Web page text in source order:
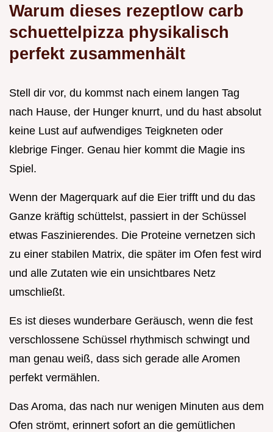
Warum dieses rezeptlow carb
schuettelpizza physikalisch
perfekt zusammenhält
Stell dir vor, du kommst nach einem langen Tag
nach Hause, der Hunger knurrt, und du hast absolut
keine Lust auf aufwendiges Teigkneten oder
klebrige Finger. Genau hier kommt die Magie ins
Spiel.
Wenn der Magerquark auf die Eier trifft und du das
Ganze kräftig schüttelst, passiert in der Schüssel
etwas Faszinierendes. Die Proteine vernetzen sich
zu einer stabilen Matrix, die später im Ofen fest wird
und alle Zutaten wie ein unsichtbares Netz
umschließt.
Es ist dieses wunderbare Geräusch, wenn die fest
verschlossene Schüssel rhythmisch schwingt und
man genau weiß, dass sich gerade alle Aromen
perfekt vermählen.
Das Aroma, das nach nur wenigen Minuten aus dem
Ofen strömt, erinnert sofort an die gemütlichen